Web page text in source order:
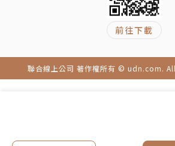
伏等各種挑戰，積累成人生智慧。
法不只能鼓勵年輕人拋開身上的枷
2. 作者曾和稻盛和夫、船井幸雄、
第 4 章／讓所有人都能製作暢銷書的
け 經營首先是為了員工與其家人
は 神經太過緊繃可是會繃斷的
さ 產假是理所當然的公司
せ 來製作會讓全世界二千萬人都
れ 從歷史中學習「長久興盛的理
後記
前往下載
聯合線上公司 著作權所有 © udn.com.